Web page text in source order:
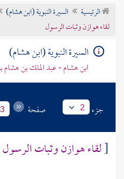
تراجم الأعلام
الرئيسية السيرة النبوية (ابن هشام)
لقاء هوازن وثبات الرسول
السيرة النبوية (ابن هشام)
ابن هشام - عبد الملك بن هشام
جزء 2 صفحة
[لقاءهوازنوثبات الرسول